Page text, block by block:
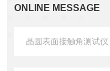
ONLINE MESSAGE